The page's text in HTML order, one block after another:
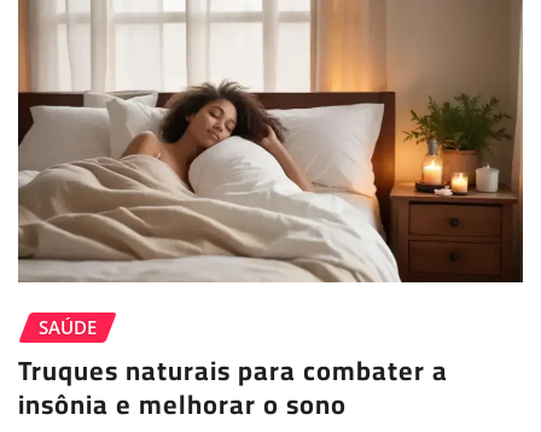
SAÚDE
Truques naturais para combater a
insônia e melhorar o sono